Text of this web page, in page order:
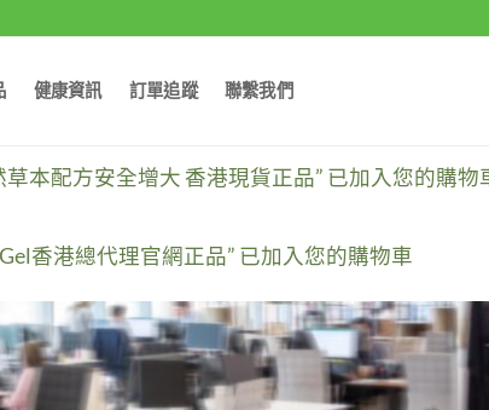
健康資訊 訂單追蹤 聯繫我們
本配方安全增大 香港現貨正品” 已加入您的購物
香港總代理官網正品” 已加入您的購物車